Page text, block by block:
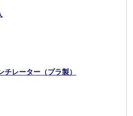
レーター（プラ製）